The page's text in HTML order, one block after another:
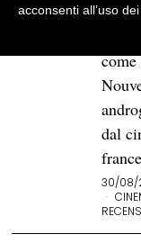
con
dal
30/08/
acconsenti all’uso dei